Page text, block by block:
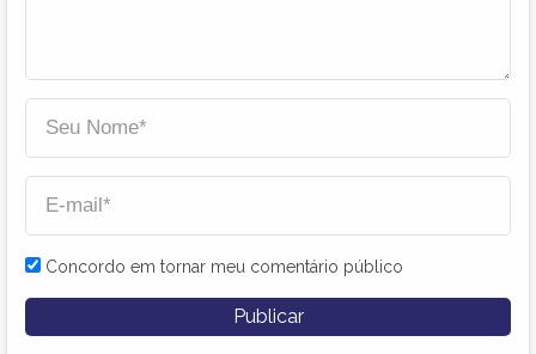
Concordo em tornar meu comentário público